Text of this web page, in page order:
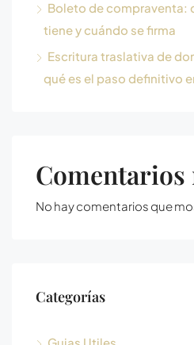
Boleto de compraventa:
tiene y cuándo se firma
Escritura traslativa de
qué es el paso definitivo
Comentarios
No hay comentarios que
Categorías